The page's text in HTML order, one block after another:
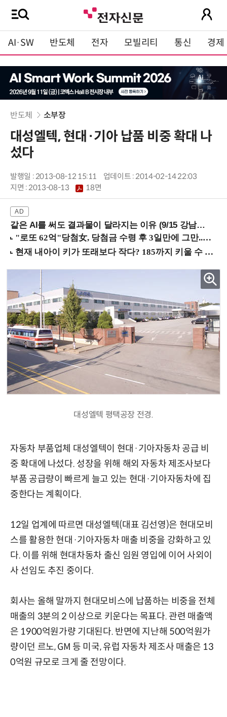
AI·SW 반도체 전자 모빌리티 통신 경제
반도체 소부장
대성엘텍, 현대·기아 납품 비중 확대 나
섰다
발행일 : 2013-08-12 15:11
업데이트 : 2014-02-14 22:03
지면 :2013-08-13 18면
같은 AI를 써도 결과물이 달라지는 이유 (9/15 강남역)
대성엘텍 평택공장 전경.
자동차 부품업체 대성엘텍이 현대·기아자동차 공급 비
중 확대에 나섰다. 성장을 위해 해외 자동차 제조사보다
부품 공급량이 빠르게 늘고 있는 현대·기아자동차에 집
중한다는 계획이다.
12일 업계에 따르면 대성엘텍(대표 김선영)은 현대모비
스를 활용한 현대·기아자동차 매출 비중을 강화하고 있
다. 이를 위해 현대차동차 출신 임원 영입에 이어 사외이
사 선임도 추진 중이다.
회사는 올해 말까지 현대모비스에 납품하는 비중을 전체
매출의 3분의 2 이상으로 키운다는 목표다. 관련 매출액
은 1900억원가량 기대된다. 반면에 지난해 500억원가
량이던 르노, GM 등 미국, 유럽 자동차 제조사 매출은 13
0억원 규모로 크게 줄 전망이다.